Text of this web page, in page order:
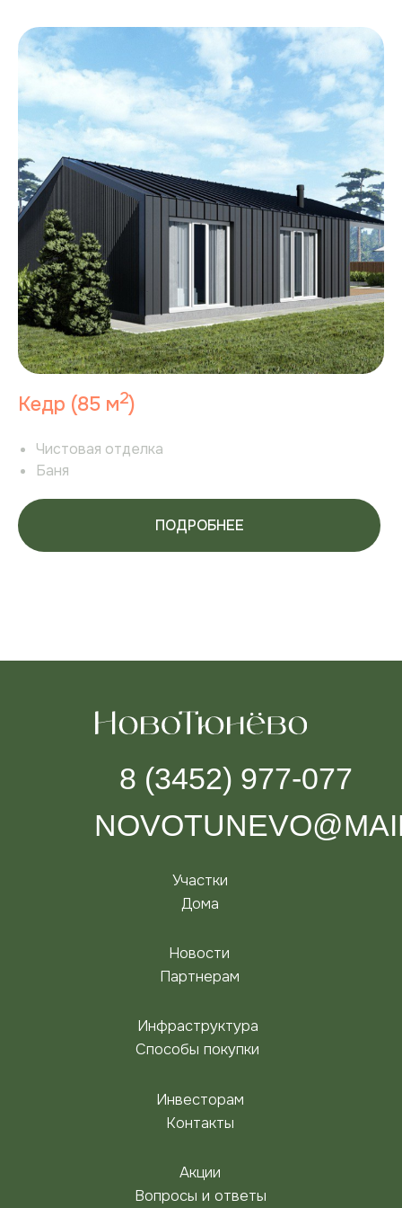
Кедр (85 м2)
Чистовая отделка
Баня
ПОДРОБНЕЕ
Политика cookie
Согласие на обработку персональных данных
Согласие на рекламную рассылку
Пользовательское соглашение